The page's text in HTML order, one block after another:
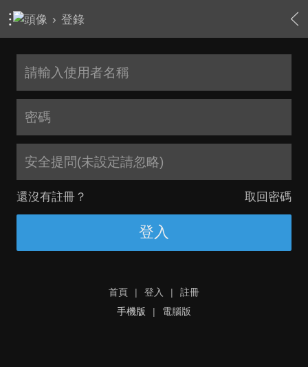
› 登錄
安全提問(未設定請忽略)
還沒有註冊？ 取回密碼
登入
首頁 | 登入 |
註冊
手機版
| 電腦版